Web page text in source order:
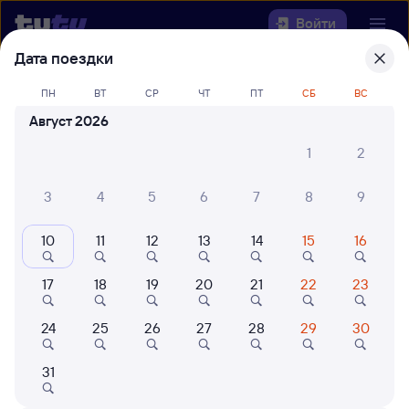
Войти
Выберите день, чтобы найтиж/д
билеты Гвардейск — Орша-
Центральная
Когда
Кто едет
Дата поездки
ПН ВТ СР ЧТ ПТ СБ ВС
Август 2026
1
2
3 4 5 6 7 8 9
10 11 12 13 14 15 16
17 18 19 20 21 22 23
24 25 26 27 28 29 30
31